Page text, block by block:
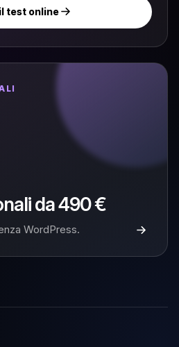
test online
da 490 €
WordPress.